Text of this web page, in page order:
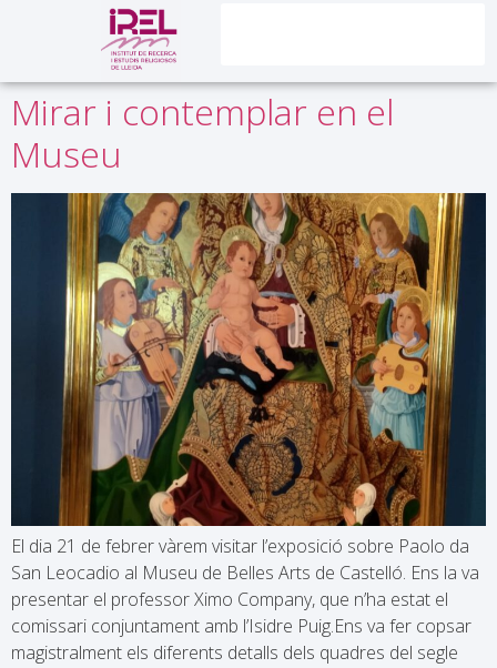
Mirar i contemplar en el
Museu
El dia 21 de febrer vàrem visitar l’exposició sobre Paolo da
San Leocadio al Museu de Belles Arts de Castelló. Ens la va
presentar el professor Ximo Company, que n’ha estat el
comissari conjuntament amb l’Isidre Puig.Ens va fer copsar
magistralment els diferents detalls dels quadres del segle